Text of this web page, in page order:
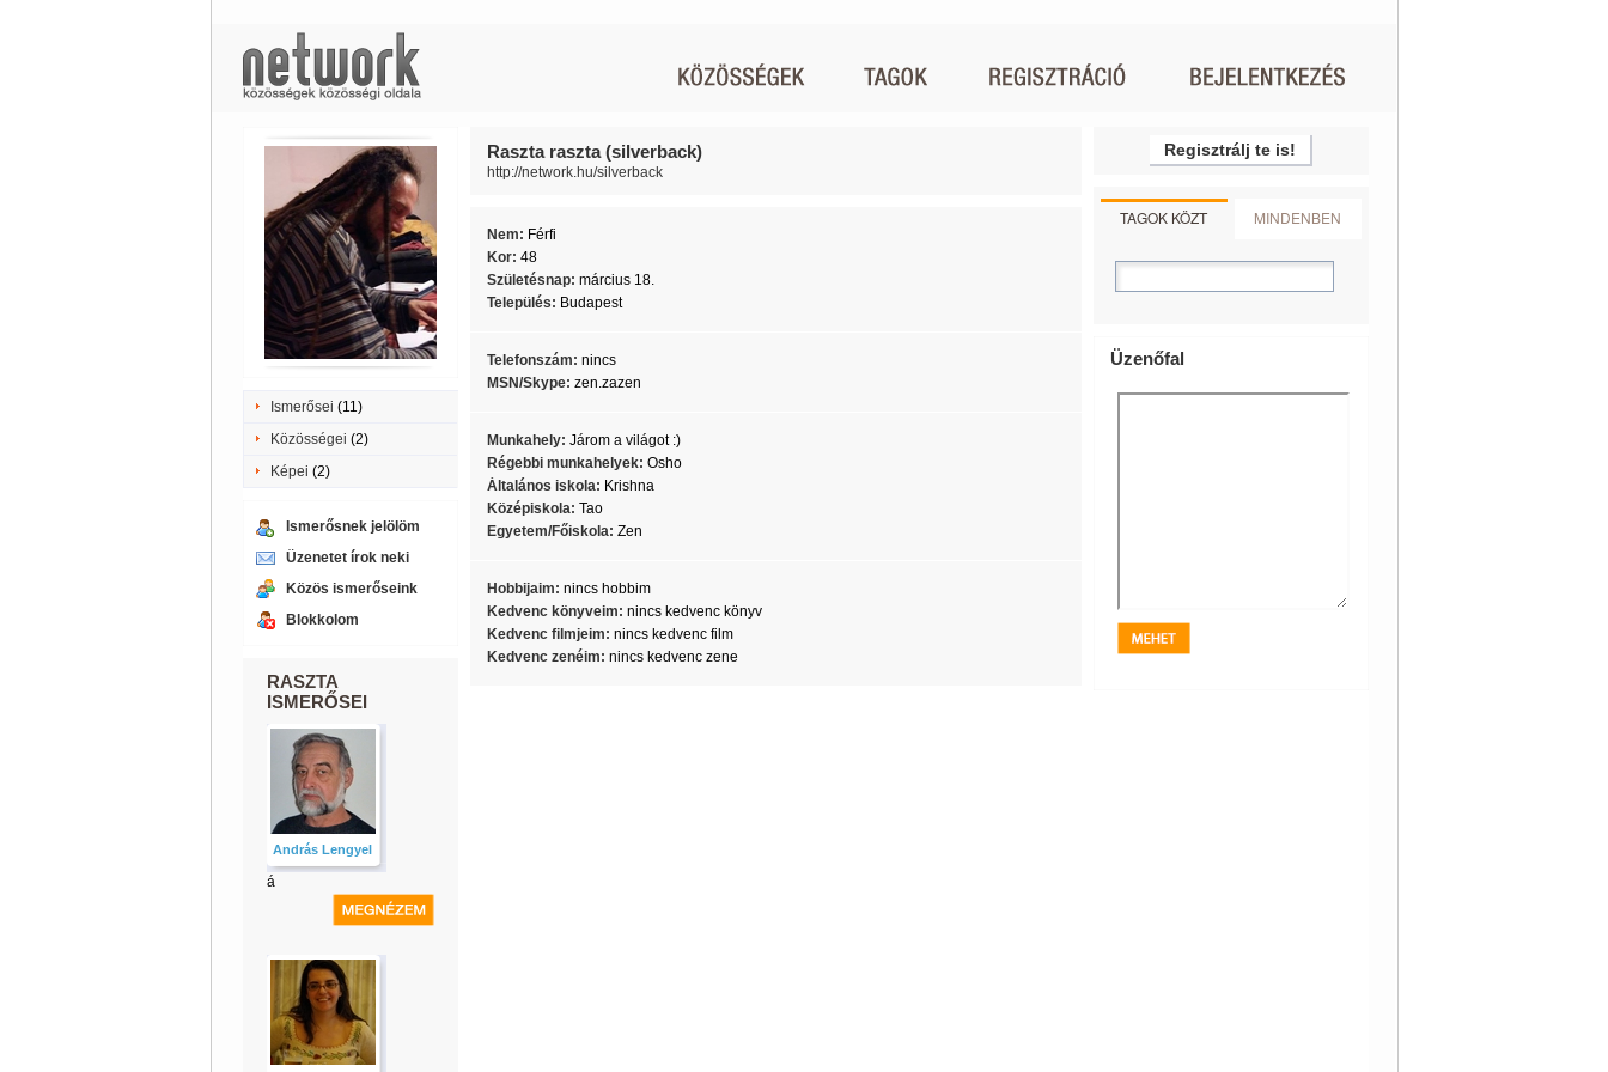
Ismerősei (11)
Közösségei (2)
Képei (2)
Ismerősnek jelölöm
Üzenetet írok neki
Közös ismerőseink
Blokkolom
RASZTA
ISMERŐSEI
András Lengyel
á
Raszta raszta (silverback)
http://network.hu/silverback
Nem: Férfi
Kor: 48
Születésnap: március 18.
Település: Budapest
Telefonszám: nincs
MSN/Skype: zen.zazen
Munkahely: Járom a világot :)
Régebbi munkahelyek: Osho
Általános iskola: Krishna
Középiskola: Tao
Egyetem/Főiskola: Zen
Hobbijaim: nincs hobbim
Kedvenc könyveim: nincs kedvenc könyv
Kedvenc filmjeim: nincs kedvenc film
Kedvenc zenéim: nincs kedvenc zene
Regisztrálj te is!
TAGOK KÖZT MINDENBEN
Üzenőfal